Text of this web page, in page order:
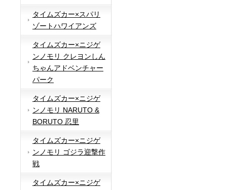
タイムズカー×スパリ
ゾートハワイアンズ
タイムズカー×ニジゲ
ンノモリ クレヨンしん
ちゃんアドベンチャー
パーク
タイムズカー×ニジゲ
ンノモリ NARUTO &
BORUTO 忍里
タイムズカー×ニジゲ
ンノモリ ゴジラ迎撃作
戦
タイムズカー×ニジゲ